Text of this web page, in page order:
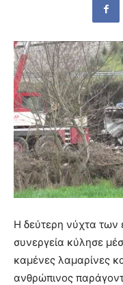
Η δεύτερη νύχτα των
συνεργεία κύλησε
καμένες λαμαρίνες
ανθρώπινος